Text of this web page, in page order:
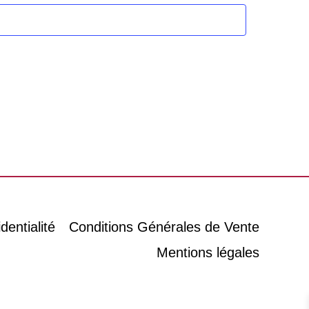
Conditions Générales de Vente
Mentions légales